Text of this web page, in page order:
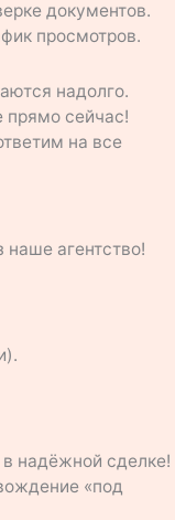
документов.
просмотров.
надолго.
прямо сейчас!
на все
агентство!
надёжной сделке!
«под